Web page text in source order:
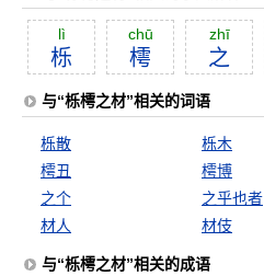
lì
栎
chū
樗
zhī
之
与“栎樗之材”相关的词语
栎散 栎木
樗丑
樗博
之个
之乎也者
材人
材伎
与“栎樗之材”相关的成语